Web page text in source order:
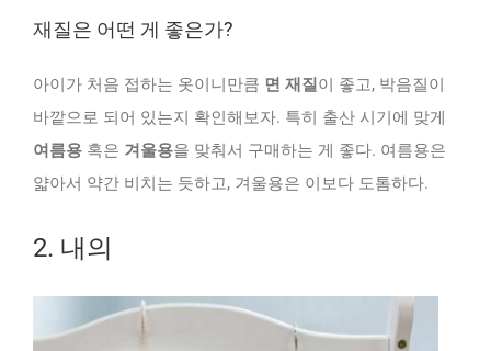
재질은 어떤 게 좋은가?
아이가 처음 접하는 옷이니만큼 면 재질이 좋고, 박음질이
바깥으로 되어 있는지 확인해보자. 특히 출산 시기에 맞게
여름용 혹은 겨울용을 맞춰서 구매하는 게 좋다. 여름용은
얇아서 약간 비치는 듯하고, 겨울용은 이보다 도톰하다.
2. 내의